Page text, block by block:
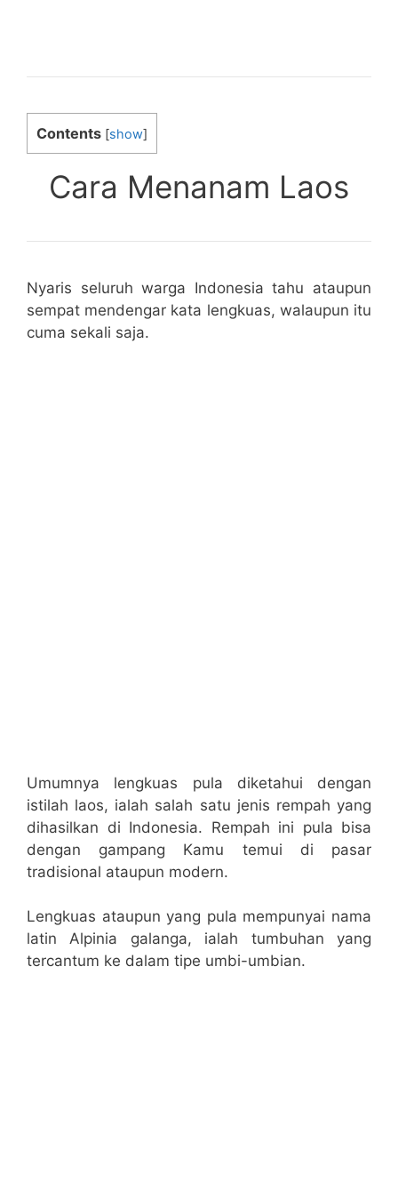
Contents [show]
Cara Menanam Laos
Nyaris seluruh warga Indonesia tahu ataupun
sempat mendengar kata lengkuas, walaupun itu
cuma sekali saja.
Umumnya lengkuas pula diketahui dengan
istilah laos, ialah salah satu jenis rempah yang
dihasilkan di Indonesia. Rempah ini pula bisa
dengan gampang Kamu temui di pasar
tradisional ataupun modern.
Lengkuas ataupun yang pula mempunyai nama
latin Alpinia galanga, ialah tumbuhan yang
tercantum ke dalam tipe umbi-umbian.